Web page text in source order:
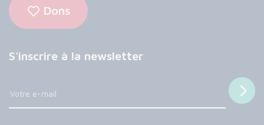
Dons
S'inscrire à la newsletter